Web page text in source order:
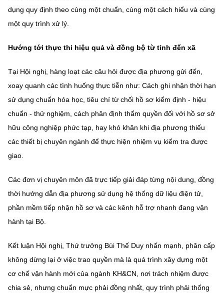
dụng quy định theo cùng một chuẩn, cùng một cách hiểu và cùng
một quy trình xử lý.
Hướng tới thực thi hiệu quả và đồng bộ từ tỉnh đến xã
Tại Hội nghị, hàng loạt các câu hỏi được địa phương gửi đến,
xoay quanh các tình huống thực tiễn như: Cách ghi nhận thời hạn
sử dụng chuẩn hóa học, tiêu chí từ chối hồ sơ kiểm định - hiệu
chuẩn - thử nghiệm, cách phân định thẩm quyền đối với hồ sơ sở
hữu công nghiệp phức tạp, hay khó khăn khi địa phương thiếu
các thiết bị chuyên ngành để thực hiện nhiệm vụ kiểm tra được
giao.
Các đơn vị chuyên môn đã trực tiếp giải đáp từng nội dung, đồng
thời hướng dẫn địa phương sử dụng hệ thống dữ liệu điện tử,
phần mềm tiếp nhận hồ sơ và các kênh hỗ trợ nhanh đang vận
hành tại Bộ.
Kết luận Hội nghị, Thứ trưởng Bùi Thế Duy nhấn mạnh, phân cấp
không dừng lại ở việc trao quyền mà là quá trình xây dựng một
cơ chế vận hành mới của ngành KH&CN, nơi trách nhiệm được
chia sẻ, nhưng chuẩn mực phải đồng nhất, quy trình phải thống